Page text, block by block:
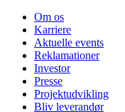
Om os
Karriere
Aktuelle events
Reklamationer
Investor
Presse
Projektudvikling
Bliv leverandør